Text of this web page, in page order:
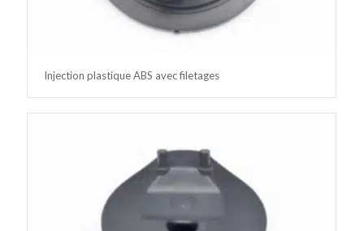
Injection plastique ABS avec filetages